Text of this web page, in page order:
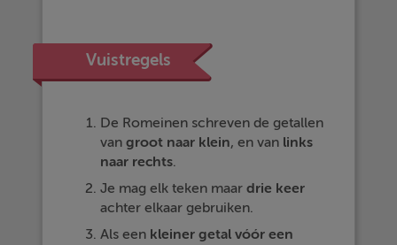
Vuistregels
De Romeinen schreven de getallen
vangroot naar klein, en van links
naar rechts.
Je mag elk teken maardrie keer
achter elkaar gebruiken.
Als een kleiner getal vóór een